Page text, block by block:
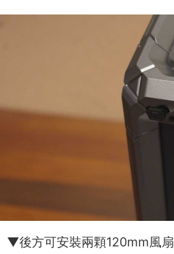
▼後方可安裝兩顆120mm風扇